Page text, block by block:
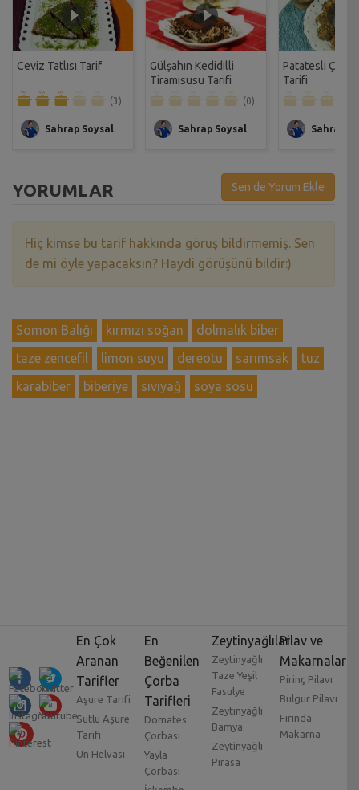
Ceviz Tatlısı Tarif
(3)
Sahrap Soysal
Gülşahın Kedidilli
Tiramisusu Tarifi
(0)
Sahrap Soysal
Patatesli Çıtır
Tarifi
Sahrap
YORUMLAR Sen de Yorum Ekle
Hiç kimse bu tarif hakkında görüş bildirmemiş. Sen
de mi öyle yapacaksın? Haydi görüşünü bildir:)
Somon Balığı kırmızı soğan
dolmalık biber
taze zencefil
limon suyu dereotu sarımsak
tuz
karabiber
biberiye sıvıyağ soya sosu
En Çok
Aranan
Tarifler
Aşure Tarifi
Sütlü Aşure
Tarifi
Un Helvası
En
Beğenilen
Çorba
Tarifleri
Domates
Çorbası
Yayla
Çorbası
Zeytinyağlılar
Zeytinyağlı
Taze Yeşil
Fasulye
Zeytinyağlı
Bamya
Zeytinyağlı
Pırasa
Pilav ve
Makarnalar
Pirinç Pilavı
Bulgur Pilavı
Fırında
Makarna